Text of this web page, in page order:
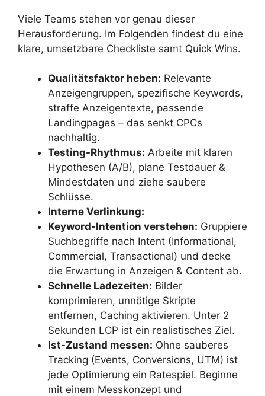
Viele Teams stehen vor genau dieser
Herausforderung. Im Folgenden findest du eine
klare, umsetzbare Checkliste samt Quick Wins.
Qualitätsfaktor heben: Relevante
Anzeigengruppen, spezifische Keywords,
straffe Anzeigentexte, passende
Landingpages – das senkt CPCs
nachhaltig.
Testing-Rhythmus: Arbeite mit klaren
Hypothesen (A/B), plane Testdauer &
Mindestdaten und ziehe saubere
Schlüsse.
Interne Verlinkung:
Keyword-Intention verstehen: Gruppiere
Suchbegriffe nach Intent (Informational,
Commercial, Transactional) und decke
die Erwartung in Anzeigen & Content ab.
Schnelle Ladezeiten: Bilder
komprimieren, unnötige Skripte
entfernen, Caching aktivieren. Unter 2
Sekunden LCP ist ein realistisches Ziel.
Ist-Zustand messen: Ohne sauberes
Tracking (Events, Conversions, UTM) ist
jede Optimierung ein Ratespiel. Beginne
mit einem Messkonzept und